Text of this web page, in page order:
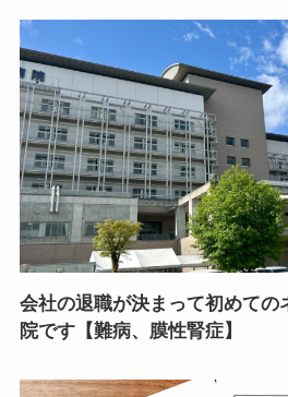
会社の退職が決まって初めての
院です【難病、膜性腎症】